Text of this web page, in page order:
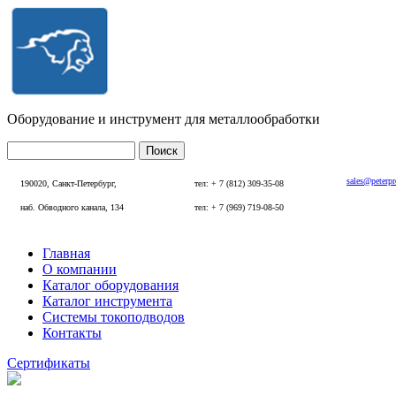
Перейти к основному содержанию
Оборудование и инструмент для металлообработки
190020, Санкт-Петербург,
наб. Обводного канала, 134
тел: + 7 (812) 309-35-08
тел: + 7 (969) 719-08-50
Главное меню
Главная
О компании
Каталог оборудования
Каталог инструмента
Системы токоподводов
Контакты
Сертификаты